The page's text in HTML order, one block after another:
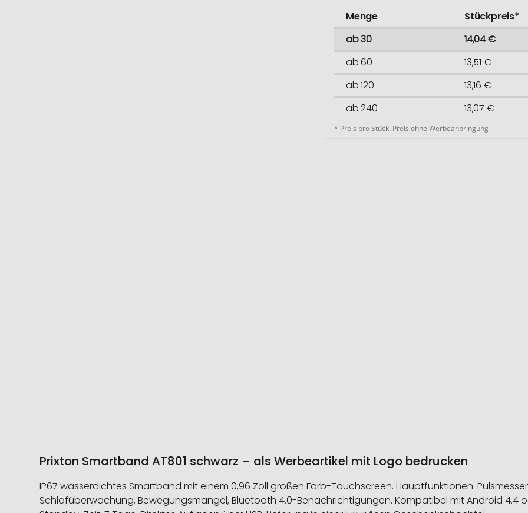
Menge
Stückpreis*
ab 30
14,04 €
ab 60
13,51 €
ab 120
13,16 €
ab 240
13,07 €
* Preis pro Stück. Preis ohne Werbeanbringung
Prixton Smartband AT801 schwarz – als Werbeartikel mit Logo bedrucken
IP67 wasserdichtes Smartband mit einem 0,96 Zoll großen Farb-Touchscreen. Hauptfunktionen:
Schlafüberwachung, Bewegungsmangel, Bluetooth 4.0-Benachrichtigungen. Kompatibel mit Android 4.4